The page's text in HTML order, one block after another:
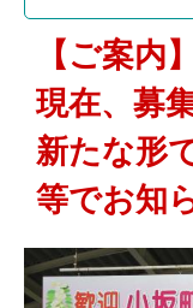
【ご案内】
現在、募
新たな形
等でお知